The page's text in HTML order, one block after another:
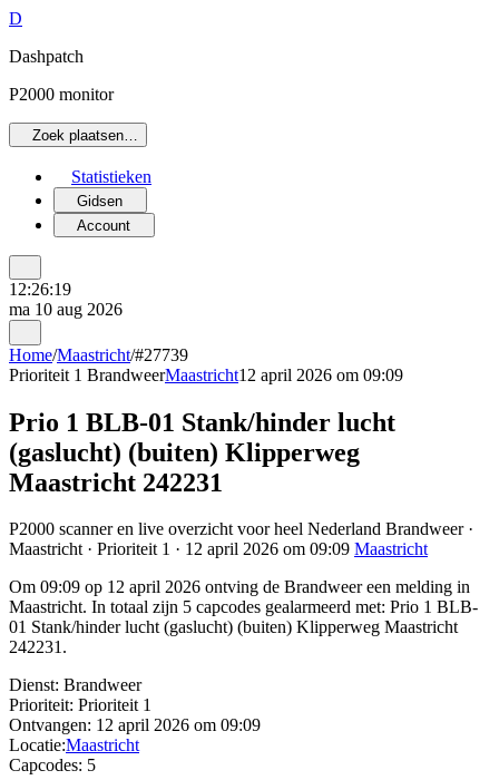
D
Dashpatch
P2000 monitor
Zoek plaatsen…
Statistieken
Gidsen
Account
12:26:19
ma 10 aug 2026
Home/Maastricht/#27739
Prioriteit 1 BrandweerMaastricht12 april 2026 om 09:09
Prio 1 BLB-01 Stank/hinder lucht
(gaslucht) (buiten) Klipperweg
Maastricht 242231
P2000 scanner en live overzicht voor heel Nederland Brandweer ·
Maastricht · Prioriteit 1 · 12 april 2026 om 09:09 Maastricht
Om 09:09 op 12 april 2026 ontving de Brandweer een melding in
Maastricht. In totaal zijn 5 capcodes gealarmeerd met: Prio 1 BLB-
01 Stank/hinder lucht (gaslucht) (buiten) Klipperweg Maastricht
242231.
Dienst: Brandweer
Prioriteit: Prioriteit 1
Ontvangen: 12 april 2026 om 09:09
Locatie:Maastricht
Capcodes: 5